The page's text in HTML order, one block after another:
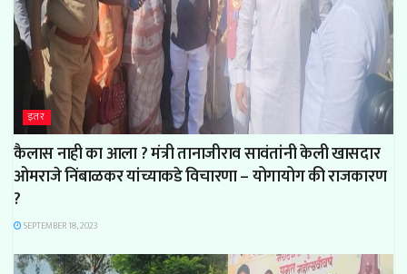
इतर
कैलास नाही का आला ? मंत्री तानाजीराव सावंतांनी केली खासदार
ओमराजे निंबाळकर यांच्याकडे विचारणा – योगायोग की राजकारण
?
SEPTEMBER 18, 2023